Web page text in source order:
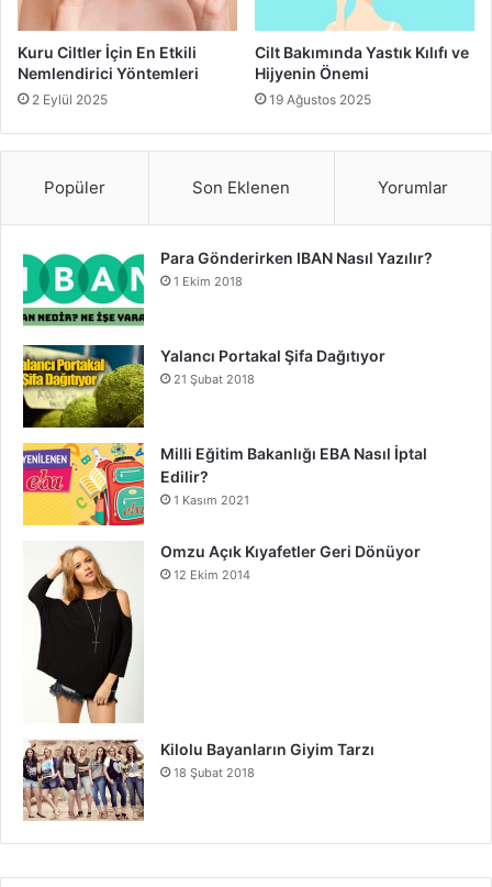
canlı bir görünüm oluşturur.
Hint Esintileri:Altın tonları, köşeli eyeliner
uygulamaları ve cesur kaşlar ile belirgin bir hava
Dumanlı ve Buğulu Gözler:Ortadoğu etkisinde
yoğun, koyu renklerin kullanıldığı bu teknik, klasik ve
Son moda göz makyajı stilleri arasında hem modern hem
de geleneksel öğelerden esinlenilen stiller, farklılığını
ortaya koymak isteyenler için birebir.
Sonuç
“Son Moda Göz Makyajı Stilleri” arasında cesur grafik
eyelinerdan doğal pastel tonlara, ışıltılı göz makyajından
kültürel esintili tasarımlara kadar geniş bir yelpaze
bulunuyor. Kendi stilinize ve ruh halinize uygun bir
görünüm oluşturarak, gözlerinizi öne çıkarabilirsiniz.
Kuru Ciltler İçin En Etkili
Nemlendirici Yöntemleri
2 Eylül 2025
Cilt Bakımında Yastık Kılıfı ve
Hijyenin Önemi
19 Ağustos 2025
Popüler Son Eklenen Yorumlar
Para Gönderirken IBAN Nasıl Yazılır?
1 Ekim 2018
Yalancı Portakal Şifa Dağıtıyor
21 Şubat 2018
Milli Eğitim Bakanlığı EBA Nasıl İptal
Edilir?
1 Kasım 2021
Omzu Açık Kıyafetler Geri Dönüyor
12 Ekim 2014
Kilolu Bayanların Giyim Tarzı
18 Şubat 2018